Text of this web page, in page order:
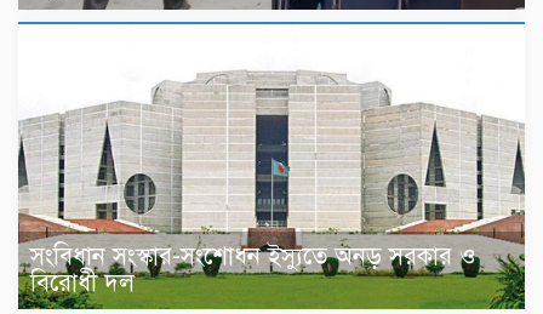
সংবিধান সংস্কার-সংশোধন ইস্যুতে অনড় সরকার ও
বিরোধী দল